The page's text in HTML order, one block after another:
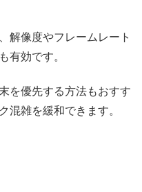
解像度やフレームレート
有効です。
を優先する方法もおすす
混雑を緩和できます。